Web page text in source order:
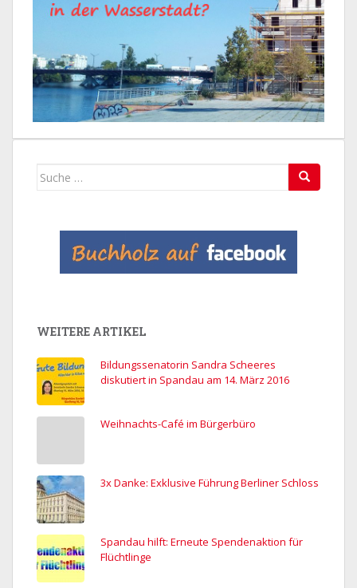
Suche
WEITERE ARTIKEL
Bildungssenatorin Sandra Scheeres
diskutiert in Spandau am 14. März 2016
Weihnachts-Café im Bürgerbüro
3x Danke: Exklusive Führung Berliner Schloss
Spandau hilft: Erneute Spendenaktion für
Flüchtlinge